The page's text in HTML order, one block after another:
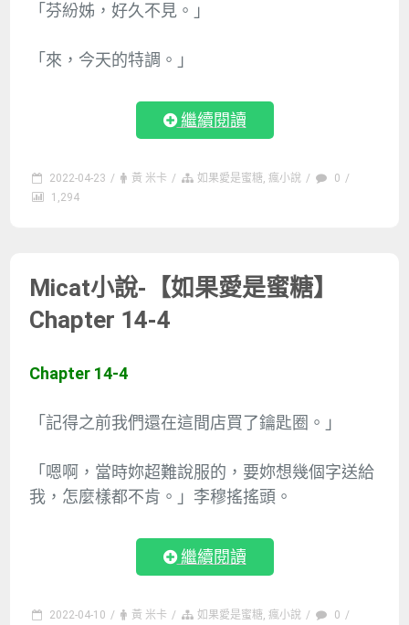
「芬紛姊，好久不見。」
「來，今天的特調。」
繼續閱讀
2022-04-23 / 黃 米卡 / 如果愛是蜜糖,瘋小說 / 0 /
1,294
Micat小說-【如果愛是蜜糖】
Chapter 14-4
Chapter 14-4
「記得之前我們還在這間店買了鑰匙圈。」
「嗯啊，當時妳超難說服的，要妳想幾個字送給
我，怎麼樣都不肯。」李穆搖搖頭。
繼續閱讀
2022-04-10 / 黃 米卡 / 如果愛是蜜糖,瘋小說 / 0 /